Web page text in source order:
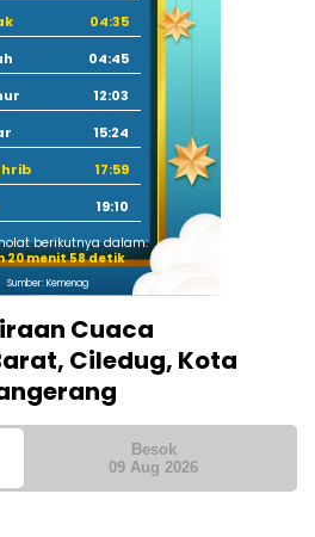
04:35
04:45
12:03
15:24
17:59
19:10
berikutnya dalam:
20 menit 58 detik
Sumber: Kemenag
Cuaca
Ciledug, Kota
Besok
09 Aug 2026